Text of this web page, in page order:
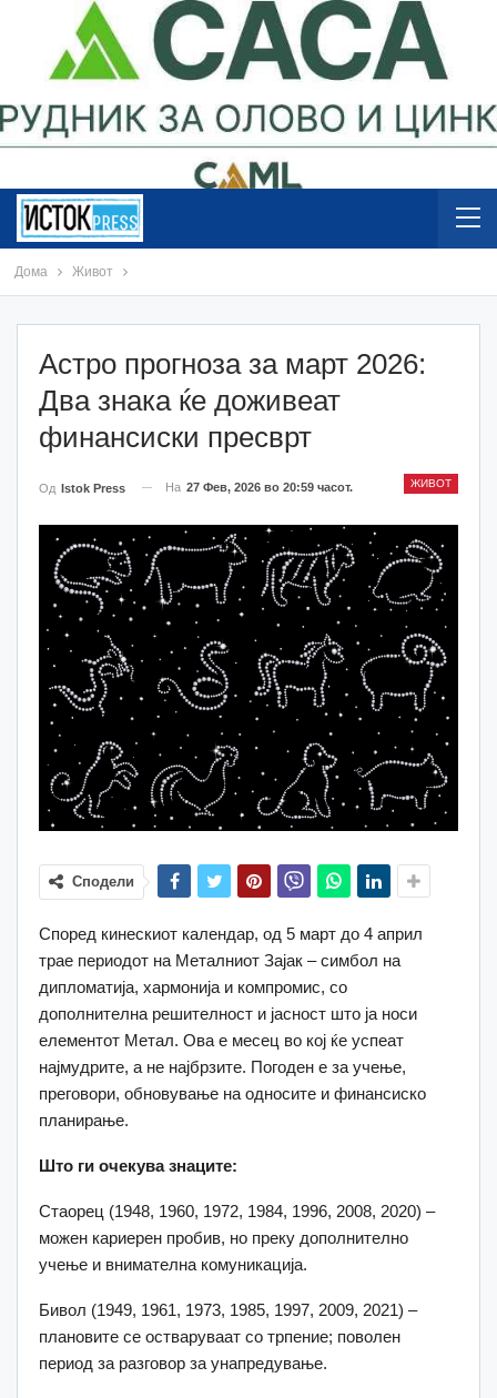
Дома Живот
Астро прогноза за март 2026:
Два знака ќе доживеат
финансиски пресврт
ЖИВОТ
Од Istok Press На 27 Фев, 2026 во 20:59 часот.
Сподели
Според кинескиот календар, од 5 март до 4 април
трае периодот на Металниот Зајак – симбол на
дипломатија, хармонија и компромис, со
дополнителна решителност и јасност што ја носи
елементот Метал. Ова е месец во кој ќе успеат
најмудрите, а не најбрзите. Погоден е за учење,
преговори, обновување на односите и финансиско
планирање.
Што ги очекува знаците:
Стаорец (1948, 1960, 1972, 1984, 1996, 2008, 2020) –
можен кариерен пробив, но преку дополнително
учење и внимателна комуникација.
Бивол (1949, 1961, 1973, 1985, 1997, 2009, 2021) –
плановите се остваруваат со трпение; поволен
период за разговор за унапредување.